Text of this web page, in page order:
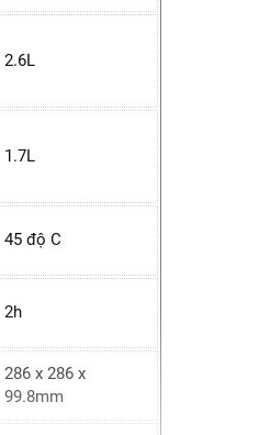
2.6L
1.7L
45 độ C
2h
286 x 286 x
99.8mm